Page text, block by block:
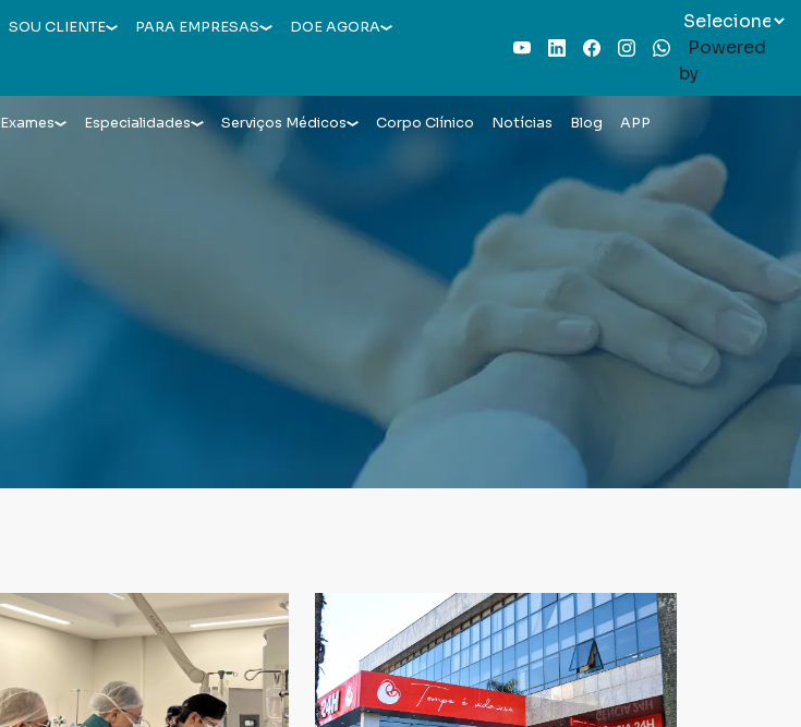
SOU CLIENTE PARA EMPRESAS
DOE AGORA
YoutubeLinkedInFacebook
InstagramWhatsAppPowered
by
Exames Especialidades Serviços Médicos Corpo Clínico Notícias Blog APP